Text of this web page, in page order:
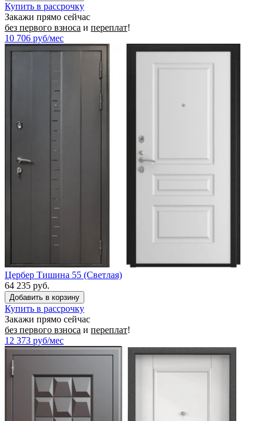
Купить в рассрочку
Закажи прямо сейчас
без первого взноса и переплат!
10 706 руб/мес
Цербер Тишина 55 (Светлая)
64 235 руб.
Купить в рассрочку
Закажи прямо сейчас
без первого взноса и переплат!
12 373 руб/мес